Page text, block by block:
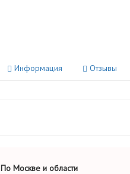
Информация Отзывы
По Москве и области